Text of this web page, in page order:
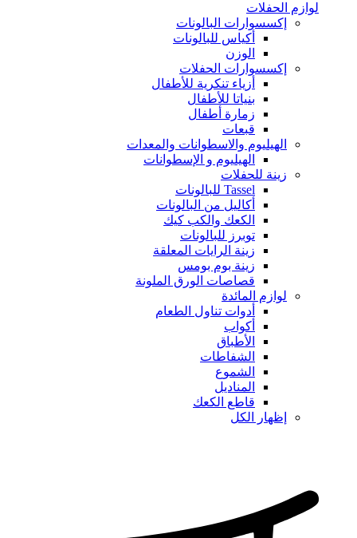
لوازم الحفلات
إكسسوارات البالونات
أكياس للبالونات
الوزن
إكسسوارات الحفلات
أزياء تنكرية للأطفال
بنياتا للأطفال
زمارة أطفال
قبعات
الهيليوم والاسطوانات والمعدات
الهيليوم و الإسطوانات
زينة للحفلات
Tassel للبالونات
أكاليل من البالونات
الكعك والكب كيك
توبرز للبالونات
زينة الرايات المعلقة
زينة بوم بومس
قصاصات الورق الملونة
لوازم المائدة
أدوات تناول الطعام
أكواب
الأطباق
الشفاطات
الشموع
المناديل
قاطع الكعك
إظهار الكل